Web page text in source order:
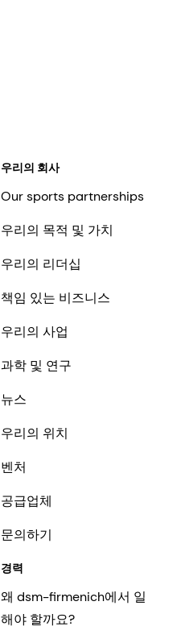
우리의 회사
Our sports partnerships
우리의 목적 및 가치
우리의 리더십
책임 있는 비즈니스
우리의 사업
과학 및 연구
뉴스
우리의 위치
벤처
공급업체
문의하기
경력
왜 dsm-firmenich에서 일
해야 할까요?